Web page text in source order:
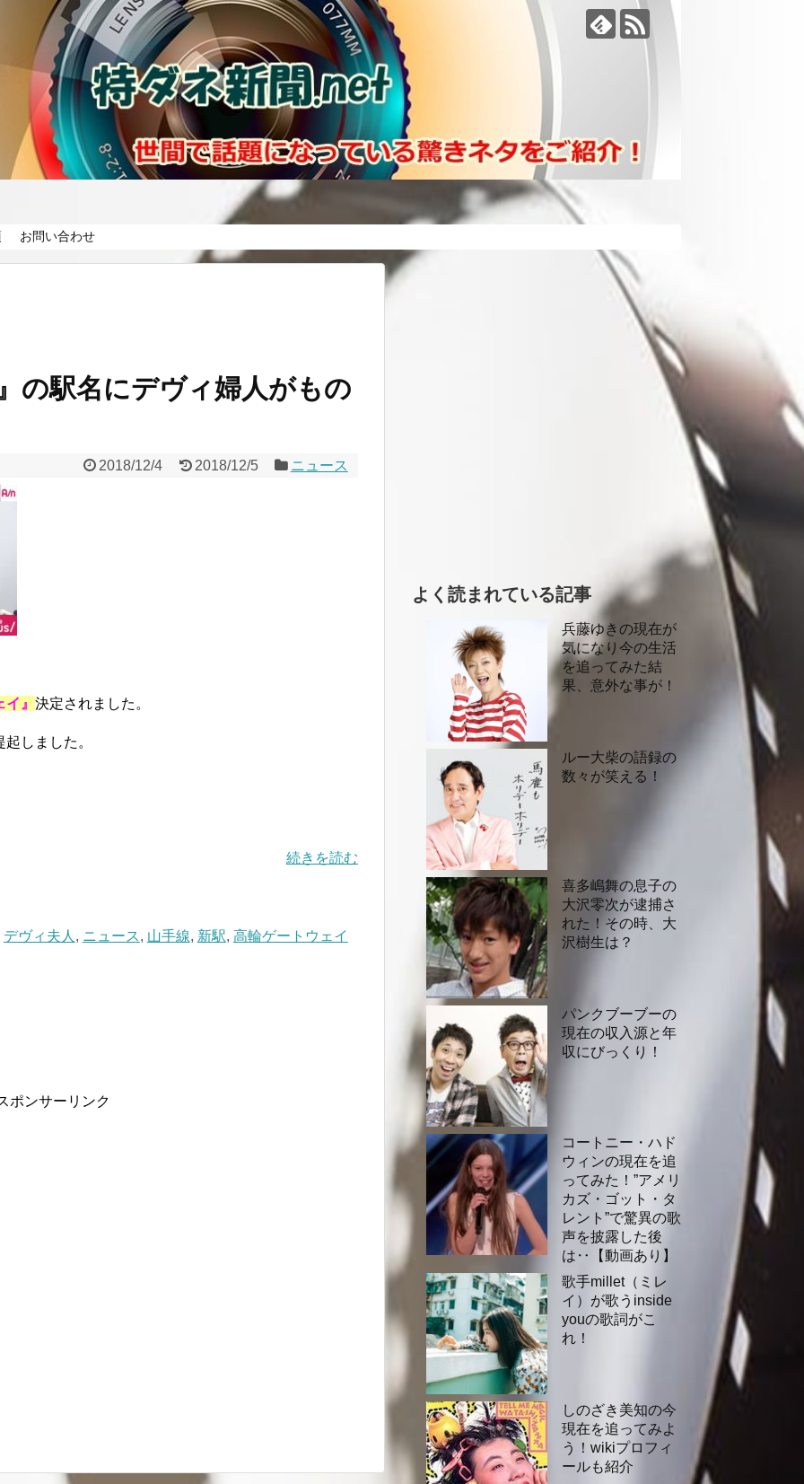
お問い合わせ
の駅名にデヴィ婦人がもの
2018/12/4 2018/12/5 ニュース
』 決定されました。
起しました。
続きを読む
デヴィ夫人 , ニュース, 山手線, 新駅, 高輪ゲートウェイ
ポンサーリンク
よく読まれている記事
兵藤ゆきの現在が
気になり今の生活
を追ってみた結
果、意外な事が！
ルー大柴の語録の
数々が笑える！
喜多嶋舞の息子の
大沢零次が逮捕さ
れた！その時、大
沢樹生は？
パンクブーブーの
現在の収入源と年
収にびっくり！
コートニー・ハド
ウィンの現在を追
ってみた！”アメリ
カズ・ゴット・タ
レント”で驚異の歌
声を披露した後
は‥【動画あり】
歌手millet（ミレ
イ）が歌うinside
youの歌詞がこ
れ！
しのざき美知の今
現在を追ってみよ
う！wikiプロフィ
ールも紹介